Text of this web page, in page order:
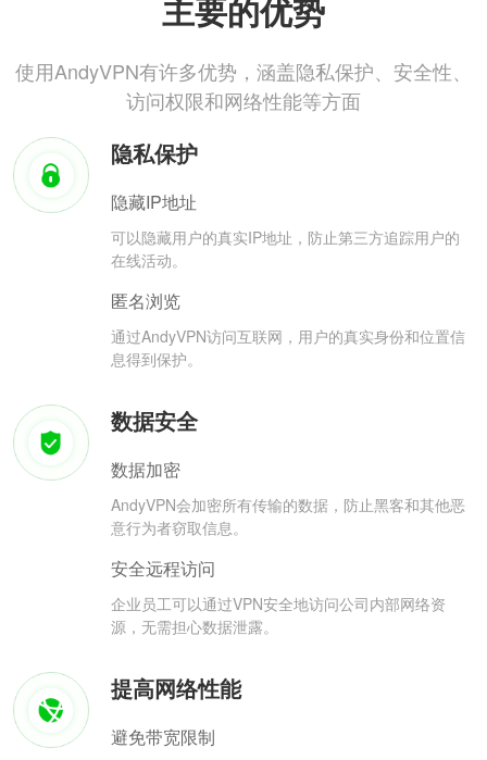
主要的优势
使用AndyVPN有许多优势，涵盖隐私保护、安全性、
访问权限和网络性能等方面
隐私保护
隐藏IP地址
可以隐藏用户的真实IP地址，防止第三方追踪用户的
在线活动。
匿名浏览
通过AndyVPN访问互联网，用户的真实身份和位置信
息得到保护。
数据安全
数据加密
AndyVPN会加密所有传输的数据，防止黑客和其他恶
意行为者窃取信息。
安全远程访问
企业员工可以通过VPN安全地访问公司内部网络资
源，无需担心数据泄露。
提高网络性能
避免带宽限制